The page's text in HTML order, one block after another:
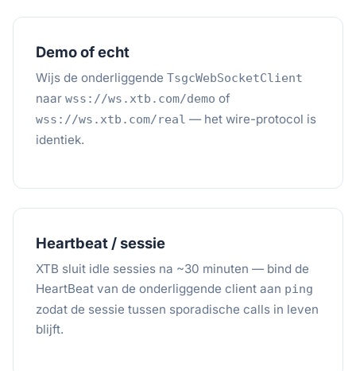
Demo of echt
Wijs de onderliggende TsgcWebSocketClient
naar wss://ws.xtb.com/demo of
wss://ws.xtb.com/real — het wire-protocol is
identiek.
Heartbeat / sessie
XTB sluit idle sessies na ~30 minuten — bind de
HeartBeat van de onderliggende client aan ping
zodat de sessie tussen sporadische calls in leven
blijft.